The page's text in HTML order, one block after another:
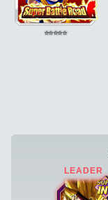
⭐⭐⭐⭐⭐